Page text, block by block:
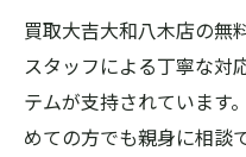
買取大吉大和八木店の無
スタッフによる丁寧な対
テムが支持されています
めての方でも親身に相談